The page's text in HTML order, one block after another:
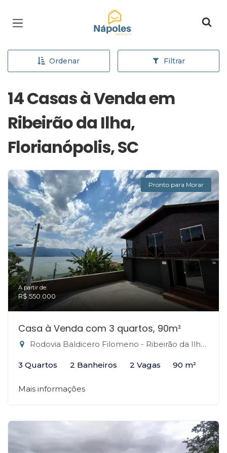
Página inicial
Ordenar Filtrar
14 Casas à Venda em
Ribeirão da Ilha,
Florianópolis, SC
Pronto para Morar
A partir de:
R$ 550.000
Casa à Venda com 3 quartos, 90m²
Rodovia Baldicero Filomeno - Ribeirão da Ilha, Florianópolis-SC
3 Quartos 2 Banheiros 2 Vagas 90 m²
Mais informações